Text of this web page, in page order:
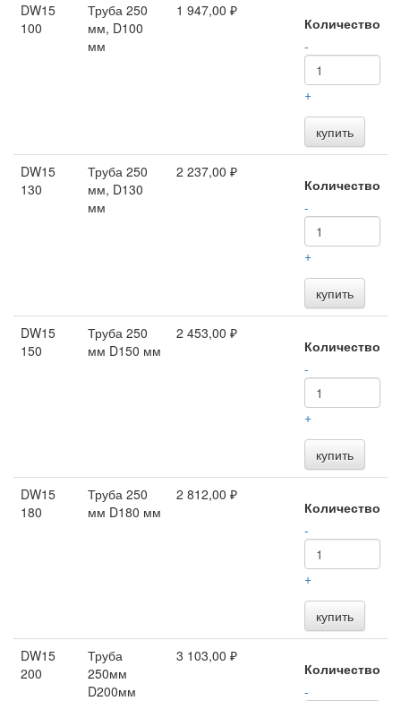
DW15
100
Труба 250
мм, D100
мм
1 947,00 ₽
Количество
-
+
купить
DW15
130
Труба 250
мм, D130
мм
2 237,00 ₽
Количество
-
+
купить
DW15
150
Труба 250
мм D150 мм
2 453,00 ₽
Количество
-
+
купить
DW15
180
Труба 250
мм D180 мм
2 812,00 ₽
Количество
-
+
купить
DW15
200
Труба
250мм
D200мм
3 103,00 ₽
Количество
-